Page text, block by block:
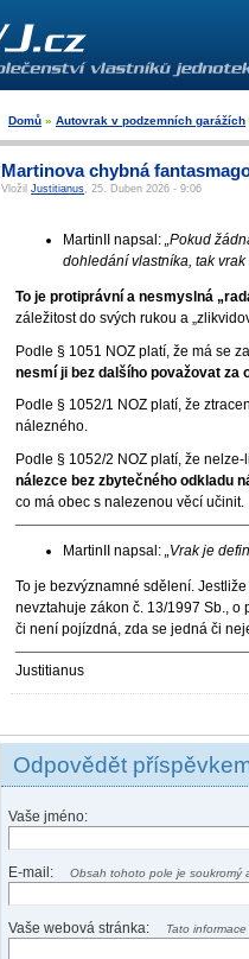
Domů » Autovrak v podzemních garážích
Martinova chybná
VložilJustitianus, 25. Duben 2026 - 9:06
MartinII napsal: „Pokud
dohledání vlastníka, tak
To je protiprávní a nesmyslná
záležitost do svých rukou a
Podle § 1051 NOZ platí, že má se
nesmí ji bez dalšího považovat za
Podle § 1052/1 NOZ platí, že
nálezného.
Podle § 1052/2 NOZ platí, že
nálezce bez zbytečného odkladu
co má obec s nalezenou věcí učinit.
MartinII napsal:„Vrak je
To je bezvýznamné sdělení.
nevztahuje zákon č. 13/1997 Sb.,
či není pojízdná, zda se jedná či
Justitianus
Odpovědět
Vaše jméno:
E-mail: Obsah tohoto pole je soukromý
Vaše webová stránka: Tato